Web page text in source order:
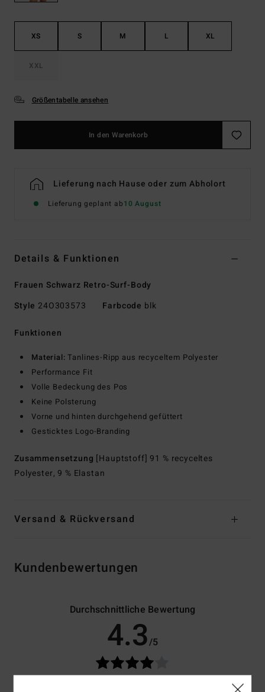
XS S M L XL
XXL
Größentabelle ansehen
In den Warenkorb
Lieferung nach Hause oder zum Abholort
Lieferung geplant ab10 August
Details & Funktionen
Frauen Schwarz Retro-Surf-Body
Style 24O303573 Farbcode blk
Funktionen
Material: Tanlines-Ripp aus recyceltem Polyester
Performance Fit
Volle Bedeckung des Pos
Keine Polsterung
Vorne und hinten durchgehend gefüttert
Gesticktes Logo-Branding
Zusammensetzung [Hauptstoff] 91 % recyceltes
Polyester, 9 % Elastan
Versand & Rückversand
Kundenbewertungen
Durchschnittliche Bewertung
4.3/5